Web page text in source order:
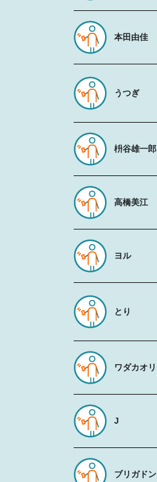
本田由佳
うつぎ
枡谷雄一郎
高橋美江
ヨル
とり
ワダカオリ
J
ブリガドン